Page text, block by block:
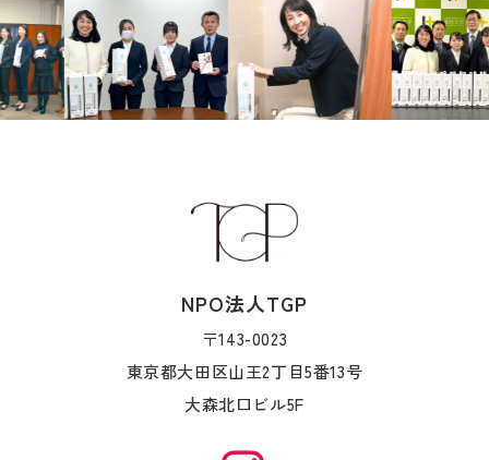
NPO法人TGP
〒143-0023
東京都大田区山王2丁目5番13号
大森北口ビル5F